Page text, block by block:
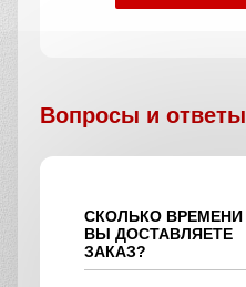
Вопросы и ответы
СКОЛЬКО ВРЕМЕНИ
ВЫ ДОСТАВЛЯЕТЕ
ЗАКАЗ?